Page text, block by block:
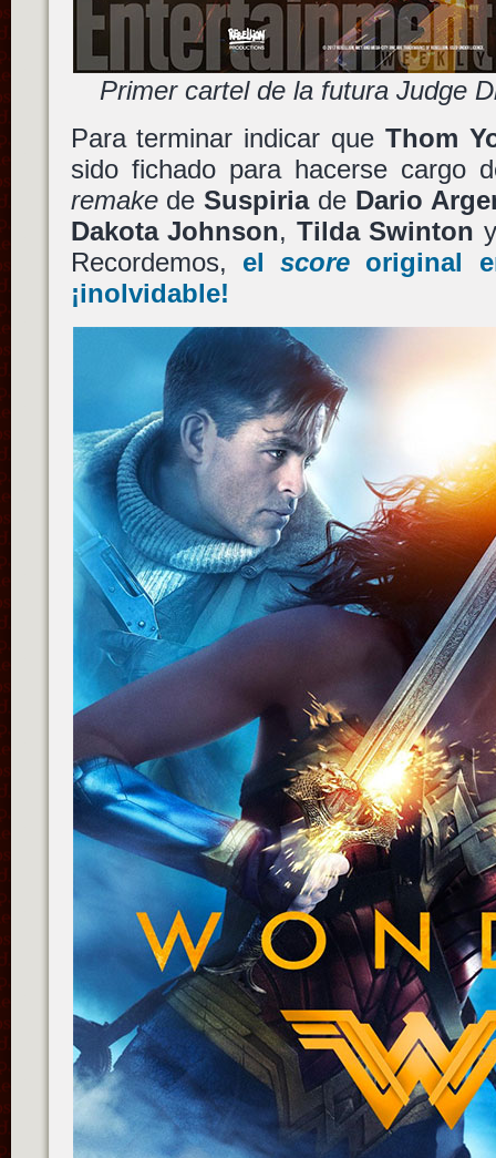
Primer cartel de la futura Judge
Para terminar indicar queThom
sido fichado para hacerse cargo
remakedeSuspiriade Dario
Dakota Johnson, Tilda Swinton
Recordemos, elscore original
¡inolvidable!